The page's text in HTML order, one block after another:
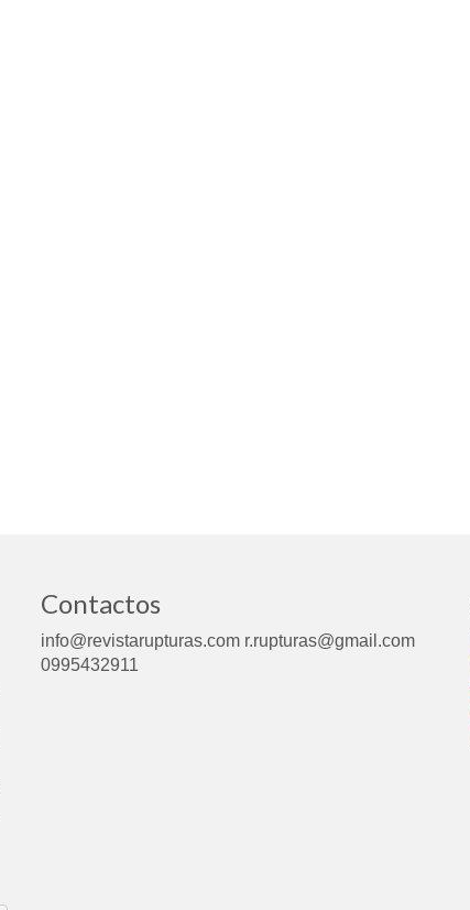
Contactos
info@revistarupturas.com r.rupturas@gmail.com
0995432911